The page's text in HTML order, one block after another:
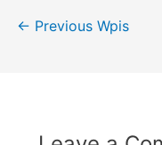
Nawigacja
← Previous Wpis